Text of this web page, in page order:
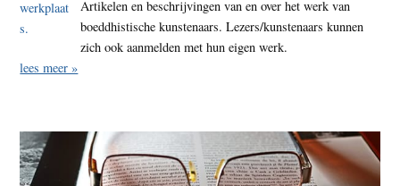
Artikelen en beschrijvingen van en over het werk van
boeddhistische kunstenaars. Lezers/kunstenaars kunnen
zich ook aanmelden met hun eigen werk.
lees meer »